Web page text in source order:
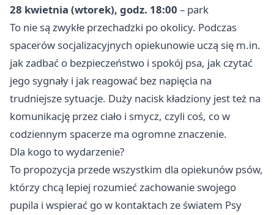
28 kwietnia (wtorek), godz. 18:00 – park
To nie są zwykłe przechadzki po okolicy. Podczas
spacerów socjalizacyjnych opiekunowie uczą się m.in.
jak zadbać o bezpieczeństwo i spokój psa, jak czytać
jego sygnały i jak reagować bez napięcia na
trudniejsze sytuacje. Duży nacisk kładziony jest też na
komunikację przez ciało i smycz, czyli coś, co w
codziennym spacerze ma ogromne znaczenie.
Dla kogo to wydarzenie?
To propozycja przede wszystkim dla opiekunów psów,
którzy chcą lepiej rozumieć zachowanie swojego
pupila i wspierać go w kontaktach ze światem Psy